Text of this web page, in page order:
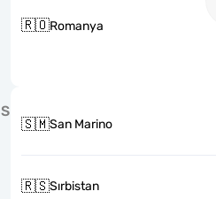
🇷🇴Romanya
S
🇸🇲San Marino
🇷🇸Sırbistan